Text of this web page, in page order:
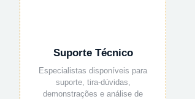
Suporte Técnico
Especialistas disponíveis para
suporte, tira-dúvidas,
demonstrações e análise de